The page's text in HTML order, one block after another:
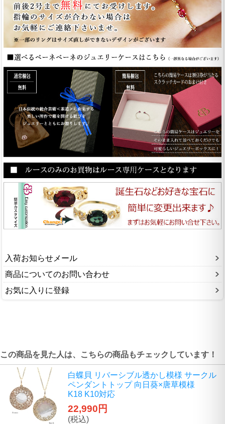
入荷お知らせメール
商品についてのお問い合わせ
お気に入りに登録
この商品を見た人は、こちらの商品もチェックしています！
白蝶貝 リバーシブル透かし模様 サークル
ペンダントトップ 向日葵×唐草模様
K18 K10対応
22,990円
(税込)